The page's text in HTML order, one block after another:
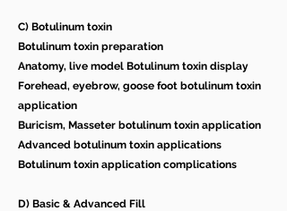
C) Botulinum toxin
Botulinum toxin preparation
Anatomy, live model Botulinum toxin display
Forehead, eyebrow, goose foot botulinum toxin
application
Buricism, Masseter botulinum toxin application
Advanced botulinum toxin applications
Botulinum toxin application complications
D) Basic & Advanced Fill